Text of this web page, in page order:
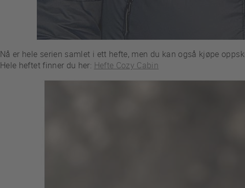
Nå er hele serien samlet i ett hefte, men du kan også kjøpe
Hele heftet finner du her: Hefte Cozy Cabin